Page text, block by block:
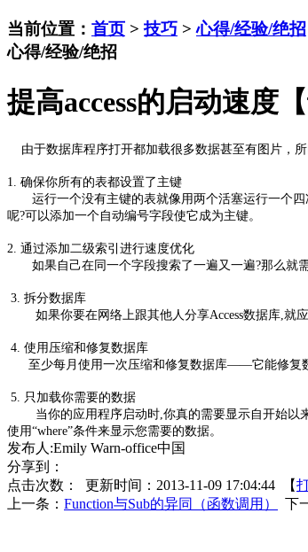
当前位置： 首页 >技巧 >心得/经验/绝招
心得/经验/绝招
提高access的启动速度
由于数据库程序打开都加载很多数据甚至有图片，
1. 确保你所有的表都设置了主键
运行一个没有主键的表就像用两个活塞运行一个四
呢?可以添加一个自动编号字段使它成为主键。
2. 通过添加二级索引进行速度优化
如果自己在同一个字段搜索了一遍又一遍?那么就需
3. 拆分数据库
如果你要在网络上跟其他人分享Access数据库,就应
4. 使用压缩和修复数据库
至少每月使用一次压缩和修复数据库——它能修复数
5. 只加载你需要的数据
当你的应用程序启动时,你真的需要显示自开始以来
使用“where”条件来显示您需要的数据。
发布人:Emily Warn-office中国
分享到：
点击次数：
更新时间：2013-11-09 17:04:44 【
上一条： Function与Sub的异同（函数调用） 下